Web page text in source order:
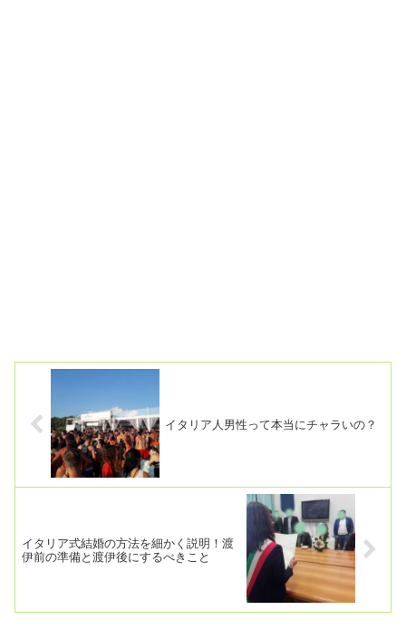
イタリア人男性って本当にチャラいの？
イタリア式結婚の方法を細かく説明！渡
伊前の準備と渡伊後にするべきこと